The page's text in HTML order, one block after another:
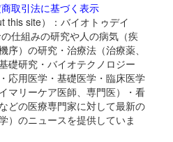
取引法に基づく表示
this site）：バイオトゥデイ
の仕組みの研究や人の病気（疾
）の研究・治療法（治療薬、
礎研究・バイオテクノロジー
応用医学・基礎医学・臨床医学
マリーケア医師、専門医）・看
どの医療専門家に対して最新の
）のニュースを提供していま